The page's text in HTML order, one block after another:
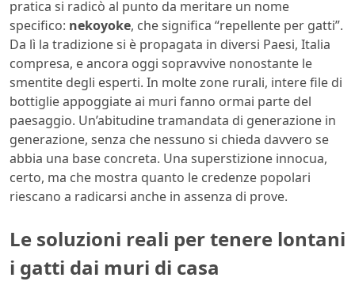
pratica si radicò al punto da meritare un nome
specifico: nekoyoke, che significa “repellente per gatti”.
Da lì la tradizione si è propagata in diversi Paesi, Italia
compresa, e ancora oggi sopravvive nonostante le
smentite degli esperti. In molte zone rurali, intere file di
bottiglie appoggiate ai muri fanno ormai parte del
paesaggio. Un’abitudine tramandata di generazione in
generazione, senza che nessuno si chieda davvero se
abbia una base concreta. Una superstizione innocua,
certo, ma che mostra quanto le credenze popolari
riescano a radicarsi anche in assenza di prove.
Le soluzioni reali per tenere lontani
i gatti dai muri di casa